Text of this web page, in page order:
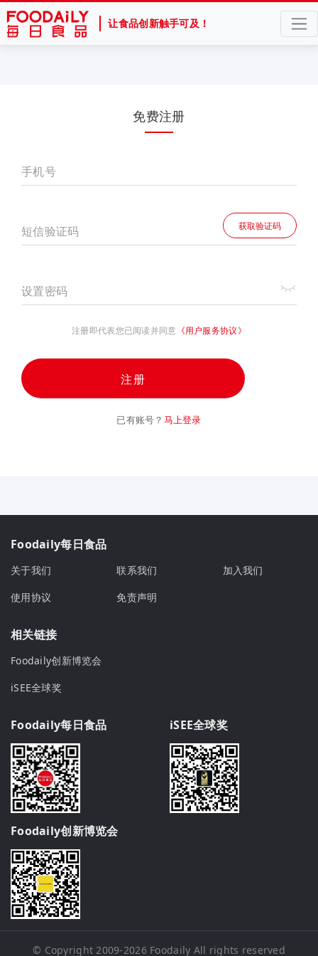
让食品创新触手可及！
免费注册
手机号
短信验证码 获取验证码
设置密码
注册即代表您已阅读并同意 《用户服务协议》
注册
已有账号？ 马上登录
Foodaily每日食品
关于我们 联系我们
加入我们
使用协议
免责声明
相关链接
Foodaily创新博览会
iSEE全球奖
Foodaily每日食品 iSEE全球奖
Foodaily创新博览会
© Copyright 2009-2026 Foodaily All rights reserved